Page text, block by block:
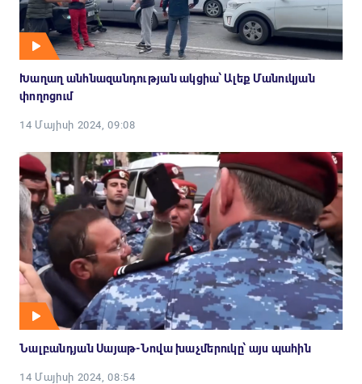
Խաղաղ անհնազանդության ակցիա՝ Ալեք Մանուկյան
փողոցում
14 Մայիսի 2024, 09:08
Նալբանդյան Սայաթ-Նովա խաչմերուկը՝ այս պահին
14 Մայիսի 2024, 08:54